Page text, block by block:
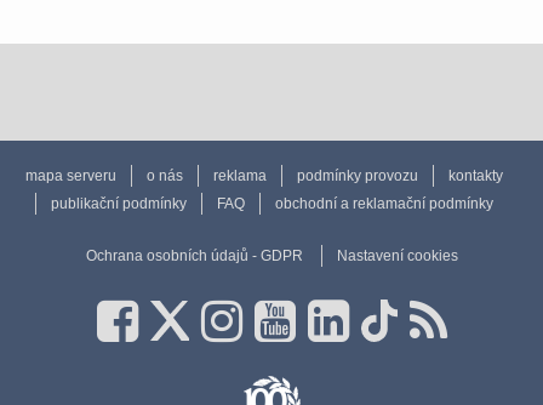
mapa serveru o nás reklama podmínky provozu
kontakty
publikační podmínky
FAQ obchodní a reklamační podmínky
Ochrana osobních údajů - GDPR Nastavení cookies